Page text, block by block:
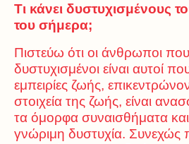
Τι κάνει δυστυχισμένους
του σήμερα;
Πιστεύω ότι οι άνθρωποι που
δυστυχισμένοι είναι αυτοί
εμπειρίες ζωής,
στοιχεία της ζωής, είναι
τα όμορφα συναισθήματα
γνώριμη δυστυχία. Συνεχώς